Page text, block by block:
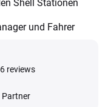
Shell Stationen
und Fahrer
reviews
Partner